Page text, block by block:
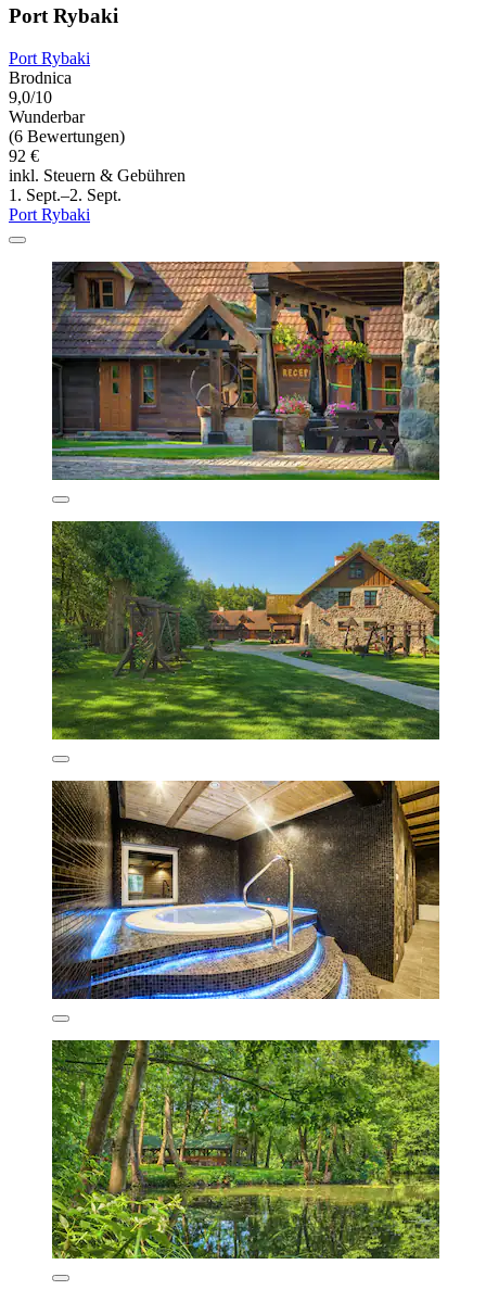
Port Rybaki
Port Rybaki
Brodnica
9,0/10
Wunderbar
(6 Bewertungen)
92 €
inkl. Steuern & Gebühren
1. Sept.–2. Sept.
Port Rybaki